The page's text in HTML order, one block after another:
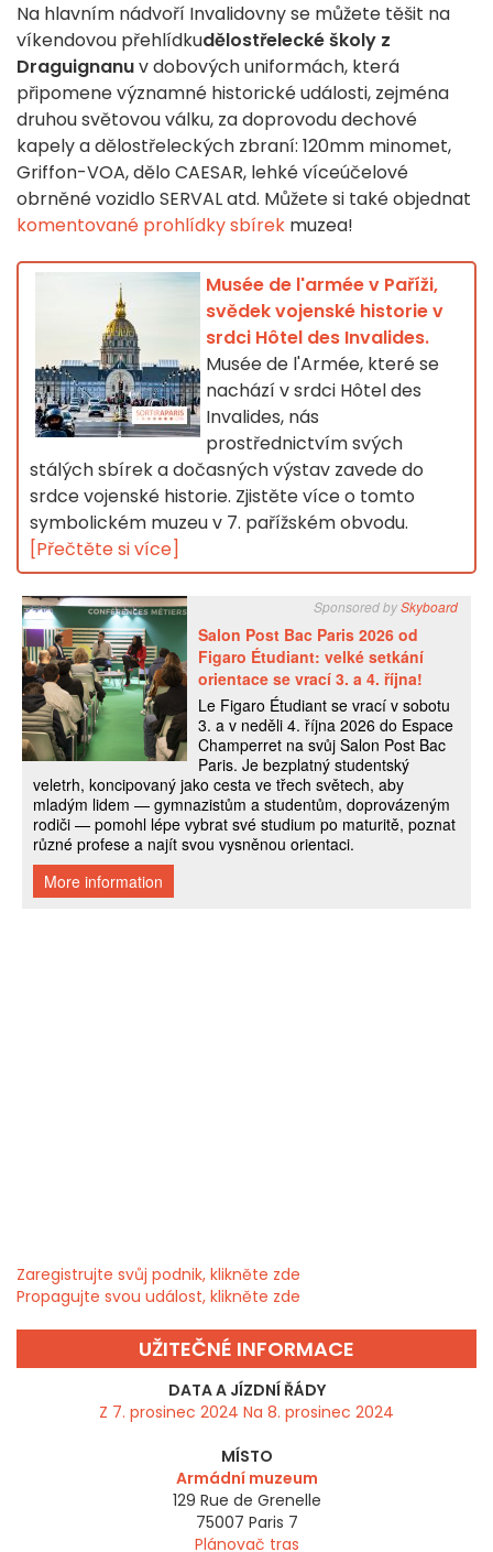
Na hlavním nádvoří Invalidovny se můžete těšit na
víkendovou přehlídkudělostřelecké školy z
Draguignanuv dobových uniformách, která
připomene významné historické události, zejména
druhou světovou válku, za doprovodu dechové
kapely a dělostřeleckých zbraní: 120mm minomet,
Griffon-VOA, dělo CAESAR, lehké víceúčelové
obrněné vozidlo SERVAL atd. Můžete si také objednat
komentované prohlídky sbírek muzea!
Musée de l'armée v Paříži,
svědek vojenské historie v
srdci Hôtel des Invalides.
Musée de l'Armée, které se
nachází v srdci Hôtel des
Invalides, nás
prostřednictvím svých
stálých sbírek a dočasných výstav zavede do
srdce vojenské historie. Zjistěte více o tomto
symbolickém muzeu v 7. pařížském obvodu.
[Přečtěte si více]
Zaregistrujte svůj podnik, klikněte zde
Propagujte svou událost, klikněte zde
UŽITEČNÉ INFORMACE
DATA A JÍZDNÍ ŘÁDY
Z 7. prosinec 2024 Na 8. prosinec 2024
MÍSTO
Armádní muzeum
129 Rue de Grenelle
75007 Paris 7
Plánovač tras